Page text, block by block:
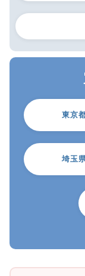
東京
埼玉